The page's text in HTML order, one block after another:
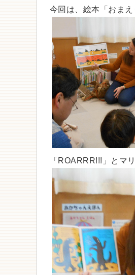
今回は、絵本「おま
「ROARRR!!!」とマ